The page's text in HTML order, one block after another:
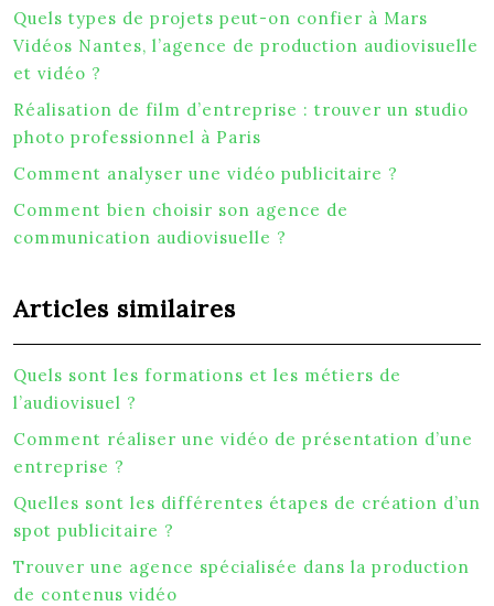
Quels types de projets peut-on confier à Mars
Vidéos Nantes, l’agence de production audiovisuelle
et vidéo ?
Réalisation de film d’entreprise : trouver un studio
photo professionnel à Paris
Comment analyser une vidéo publicitaire ?
Comment bien choisir son agence de
communication audiovisuelle ?
Articles similaires
Quels sont les formations et les métiers de
l’audiovisuel ?
Comment réaliser une vidéo de présentation d’une
entreprise ?
Quelles sont les différentes étapes de création d’un
spot publicitaire ?
Trouver une agence spécialisée dans la production
de contenus vidéo